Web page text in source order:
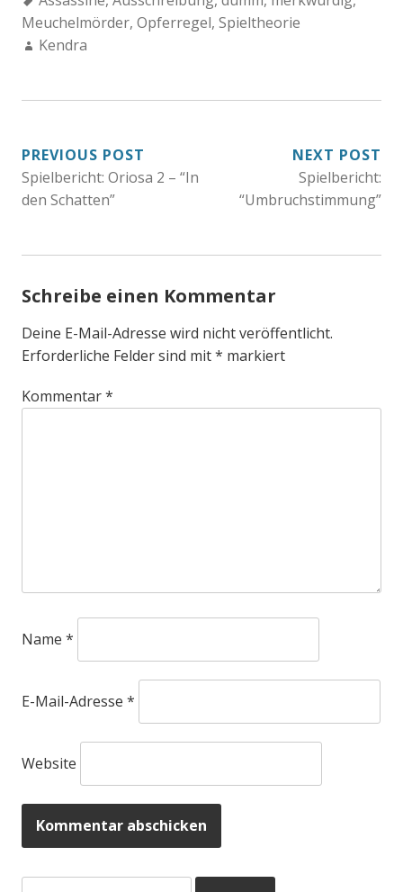
Meuchelmörder, Opferregel, Spieltheorie
Author:
Kendra
BEITRAGSNAVIGATION
PREVIOUS POST
Spielbericht: Oriosa 2 – “In
den Schatten”
NEXT POST
Spielbericht:
“Umbruchstimmung”
Schreibe einen Kommentar
Deine E-Mail-Adresse wird nicht veröffentlicht.
Erforderliche Felder sind mit* markiert
Kommentar*
Name *
E-Mail-Adresse *
Website